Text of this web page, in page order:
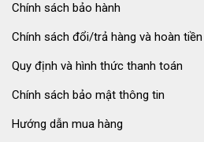
Chính sách bảo hành
Chính sách đổi/trả hàng và hoàn tiền
Quy định và hình thức thanh toán
Chính sách bảo mật thông tin
Hướng dẫn mua hàng